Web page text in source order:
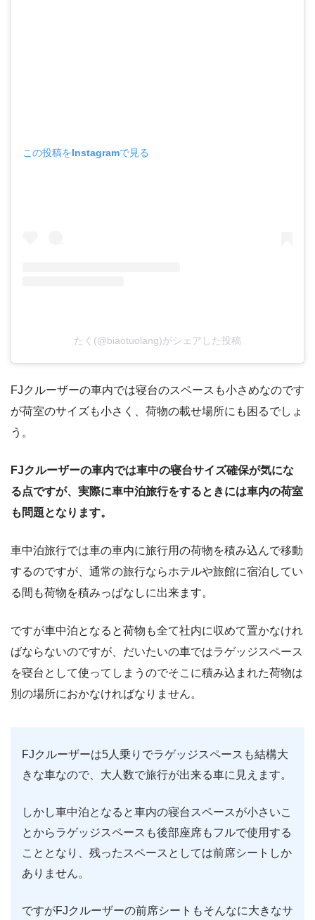
この投稿をInstagramで見る
たく(@biaotuolang)がシェアした投稿
FJクルーザーの車内では寝台のスペースも小さめなのです
が荷室のサイズも小さく、荷物の載せ場所にも困るでしょ
う。
FJクルーザーの車内では車中の寝台サイズ確保が気にな
る点ですが、実際に車中泊旅行をするときには車内の荷室
も問題となります。
車中泊旅行では車の車内に旅行用の荷物を積み込んで移動
するのですが、通常の旅行ならホテルや旅館に宿泊してい
る間も荷物を積みっぱなしに出来ます。
ですが車中泊となると荷物も全て社内に収めて置かなけれ
ばならないのですが、だいたいの車ではラゲッジスペース
を寝台として使ってしまうのでそこに積み込まれた荷物は
別の場所におかなければなりません。
FJクルーザーは5人乗りでラゲッジスペースも結構大
きな車なので、大人数で旅行が出来る車に見えます。
しかし車中泊となると車内の寝台スペースが小さいこ
とからラゲッジスペースも後部座席もフルで使用する
こととなり、残ったスペースとしては前席シートしか
ありません。
ですがFJクルーザーの前席シートもそんなに大きなサ